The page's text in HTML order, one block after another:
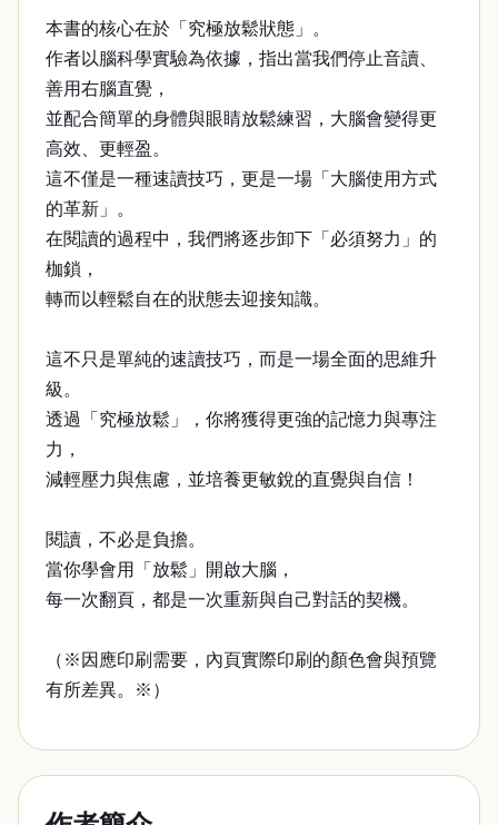
本書的核心在於「究極放鬆狀態」。
作者以腦科學實驗為依據，指出當我們停止音讀、
善用右腦直覺，
並配合簡單的身體與眼睛放鬆練習，大腦會變得更
高效、更輕盈。
這不僅是一種速讀技巧，更是一場「大腦使用方式
的革新」。
在閱讀的過程中，我們將逐步卸下「必須努力」的
枷鎖，
轉而以輕鬆自在的狀態去迎接知識。
這不只是單純的速讀技巧，而是一場全面的思維升
級。
透過「究極放鬆」，你將獲得更強的記憶力與專注
力，
減輕壓力與焦慮，並培養更敏銳的直覺與自信！
閱讀，不必是負擔。
當你學會用「放鬆」開啟大腦，
每一次翻頁，都是一次重新與自己對話的契機。
（※因應印刷需要，內頁實際印刷的顏色會與預覽
有所差異。※）